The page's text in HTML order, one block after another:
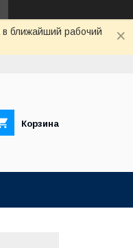
ближайший рабочий
Корзина